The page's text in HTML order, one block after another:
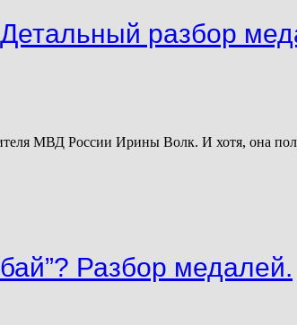
разбор
МВД России Ирины Волк. И хотя, она
Разбор медалей.